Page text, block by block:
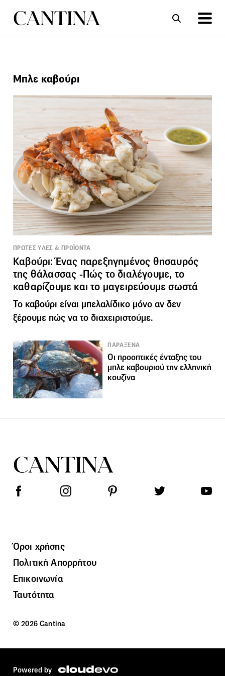
ΣΥΝΤΑΓΕΣ
Μπλε καβούρι
ΠΡΩΤΕΣ ΥΛΕΣ & ΠΡΟΪΟΝΤΑ
Καβούρι: Ένας παρεξηγημένος θησαυρός
της θάλασσας -Πώς το διαλέγουμε, το
καθαρίζουμε και το μαγειρεύουμε σωστά
Το καβούρι είναι μπελαλίδικο μόνο αν δεν
ξέρουμε πώς να το διαχειριστούμε.
ΠΑΡΑΞΕΝΑ
Οι προοπτικές ένταξης του
μπλε καβουριού την ελληνική
κουζίνα
Όροι χρήσης
Πολιτική Απορρήτου
Επικοινωνία
Ταυτότητα
© 2026 Cantina
Powered by